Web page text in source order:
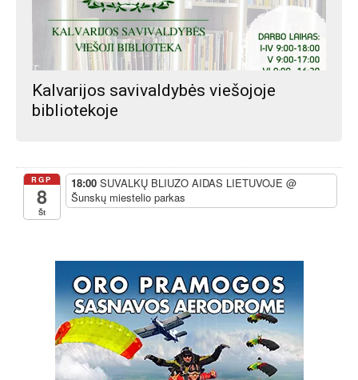
Kalvarijos savivaldybės viešojoje
bibliotekoje
RGP
8
Št
18:00 SUVALKŲ BLIUZO AIDAS LIETUVOJE @
Šunskų miestelio parkas